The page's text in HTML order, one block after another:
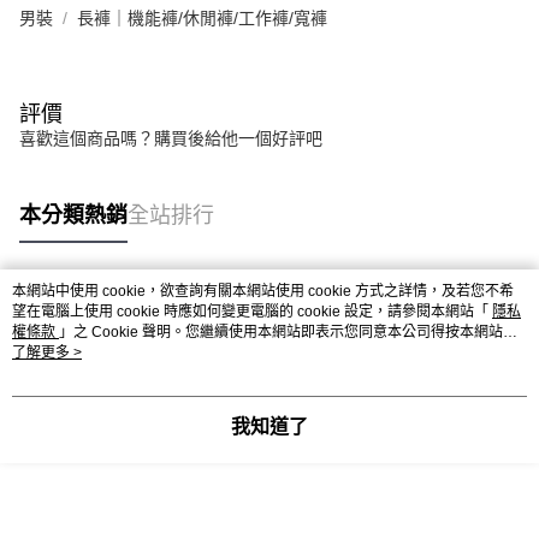
男裝 長褲｜機能褲/休閒褲/工作褲/寬褲
評價
喜歡這個商品嗎？購買後給他一個好評吧
本分類熱銷全站排行
熱門標籤
本網站中使用 cookie，欲查詢有關本網站使用 cookie 方式之詳情，及若您不希
望在電腦上使用 cookie 時應如何變更電腦的 cookie 設定，請參閱本網站「 隱私
權條款 」之 Cookie 聲明。您繼續使用本網站即表示您同意本公司得按本網站使
用條款之 Cookie 聲明使用 cookie。
了解更多 >
我知道了